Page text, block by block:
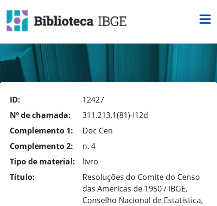
ID:
12427
Nº de chamada:
311.213.1(81)-I12d
Complemento 1:
Doc Cen
Complemento 2:
n. 4
Tipo de material:
livro
Título:
Resoluções do Comite do Censo
das Americas de 1950 / IBGE,
Conselho Nacional de Estatistica,